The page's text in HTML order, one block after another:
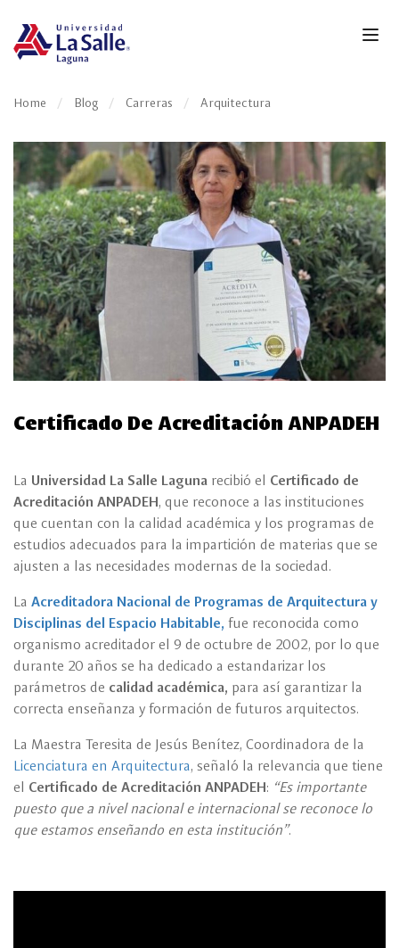
Home Blog Carreras Arquitectura
Certificado De Acreditación ANPADEH
La Universidad La Salle Laguna recibió el Certificado de
Acreditación ANPADEH, que reconoce a las instituciones
que cuentan con la calidad académica y los programas de
estudios adecuados para la impartición de materias que se
ajusten a las necesidades modernas de la sociedad.
La Acreditadora Nacional de Programas de Arquitectura y
Disciplinas del Espacio Habitable, fue reconocida como
organismo acreditador el 9 de octubre de 2002, por lo que
durante 20 años se ha dedicado a estandarizar los
parámetros de calidad académica, para así garantizar la
correcta enseñanza y formación de futuros arquitectos.
La Maestra Teresita de Jesús Benítez, Coordinadora de la
Licenciatura en Arquitectura, señaló la relevancia que tiene
el Certificado de Acreditación ANPADEH: “Es importante
puesto que a nivel nacional e internacional se reconoce lo
que estamos enseñando en esta institución”.